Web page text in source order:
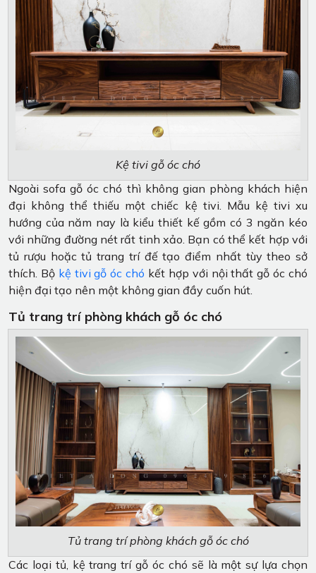
Kệ tivi gỗ óc chó
Ngoài sofa gỗ óc chó thì không gian phòng khách hiện
đại không thể thiếu một chiếc kệ tivi. Mẫu kệ tivi xu
hướng của năm nay là kiểu thiết kế gồm có 3 ngăn kéo
với những đường nét rất tinh xảo. Bạn có thể kết hợp với
tủ rượu hoặc tủ trang trí đế tạo điểm nhất tùy theo sở
thích. Bộ kệ tivi gỗ óc chó kết hợp với nội thất gỗ óc chó
hiện đại tạo nên một không gian đầy cuốn hút.
Tủ trang trí phòng khách gỗ óc chó
Tủ trang trí phòng khách gỗ óc chó
Các loại tủ, kệ trang trí gỗ óc chó sẽ là một sự lựa chọn